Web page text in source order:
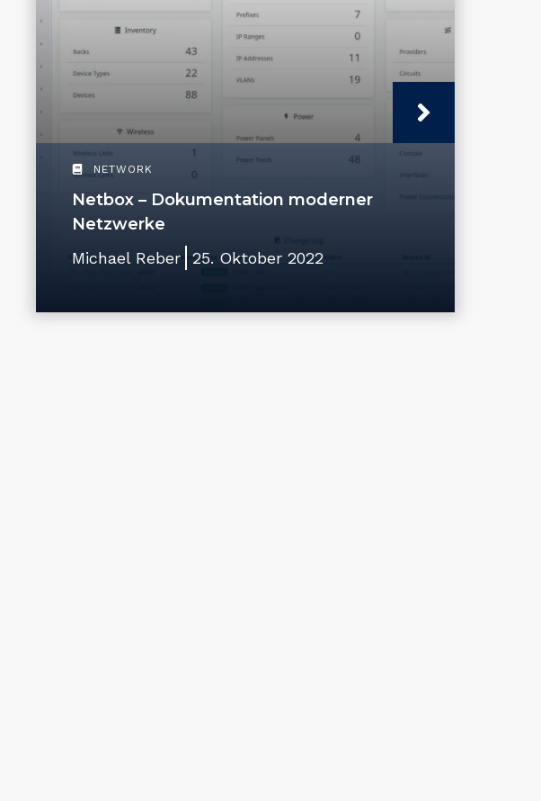
NETWORK
Netbox – Dokumentation moderner
Netzwerke
Michael Reber 25. Oktober 2022